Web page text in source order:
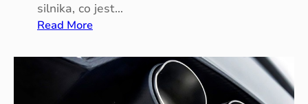
silnika, co jest…
Read More:
i
m